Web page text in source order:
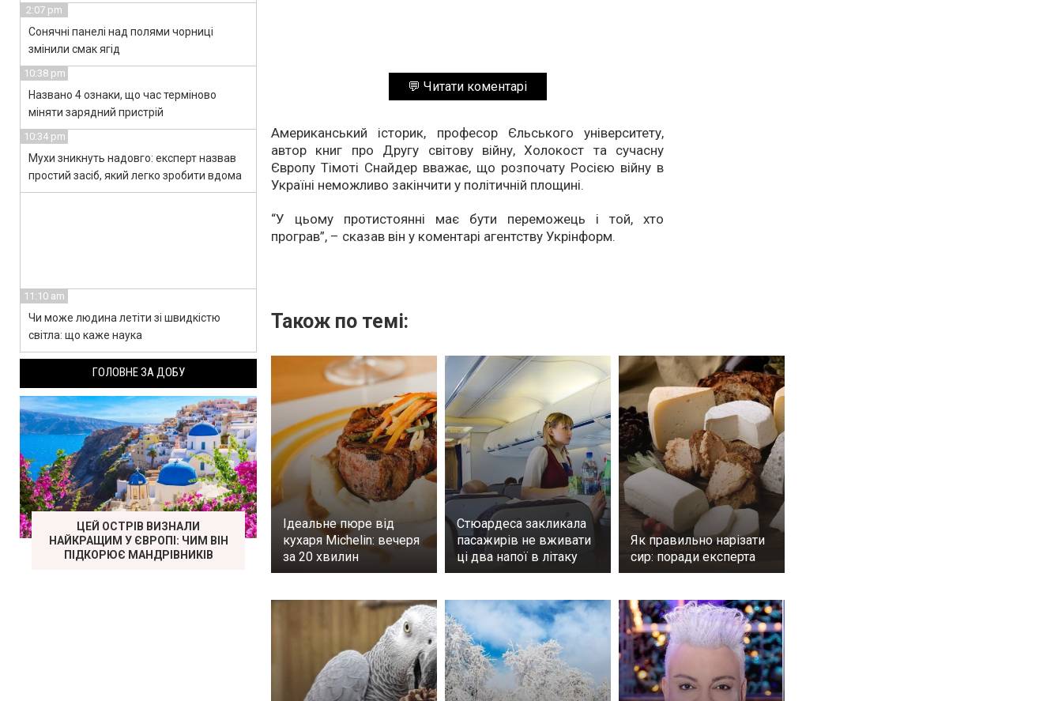
💬 Читати коментарі
Американський історик, професор Єльського університету,
автор книг про Другу світову війну, Холокост та сучасну
Європу Тімоті Снайдер вважає, що розпочату Росією війну в
Україні неможливо закінчити у політичній площині.
“У цьому протистоянні має бути переможець і той, хто
програв”, – сказав він у коментарі агентству Укрінформ.
Також по темі:
Ідеальне пюре від
кухаря Michelin: вечеря
за 20 хвилин
Стюардеса закликала
пасажирів не вживати
ці два напої в літаку
Як правильно нарізати
сир: поради експерта
2:07 pm
Сонячні панелі над полями чорниці
змінили смак ягід
10:38 pm
Названо 4 ознаки, що час терміново
міняти зарядний пристрій
10:34 pm
Мухи зникнуть надовго: експерт назвав
простий засіб, який легко зробити вдома
11:10 am
Чи може людина летіти зі швидкістю
світла: що каже наука
ГОЛОВНЕ ЗА ДОБУ
ЦЕЙ ОСТРІВ ВИЗНАЛИ
НАЙКРАЩИМ У ЄВРОПІ: ЧИМ ВІН
ПІДКОРЮЄ МАНДРІВНИКІВ